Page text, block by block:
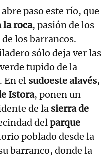
paso este río, que
la roca, pasión de los
los barrancos.
sólo deja ver las
tupido de la
En el sudoeste alavés,
Istora, ponen un
de la sierra de
delparque
poblado desde la
barranco, donde la